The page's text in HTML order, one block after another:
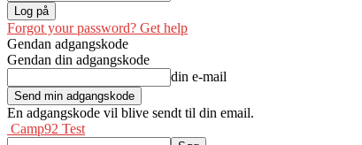
Forgot your password? Get help
Gendan adgangskode
Gendan din adgangskode
din e-mail
En adgangskode vil blive sendt til din email.
Camp92 Test